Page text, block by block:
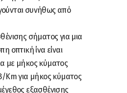
συνήθως από
σήματος για μια
οπτική ίνα είναι
με μήκος κύματος
Km για μήκος κύματος
εξασθένισης